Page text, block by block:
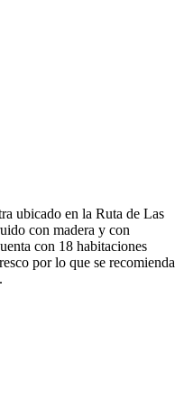
ubicado en la Ruta de Las
con madera y con
con 18 habitaciones
por lo que se recomienda